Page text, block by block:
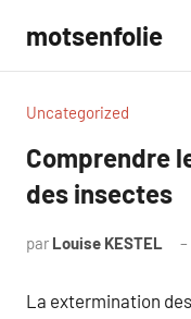
contenu
motsenfolie
Uncategorized
Comprendre
des insectes
par Louise KESTEL
La extermination